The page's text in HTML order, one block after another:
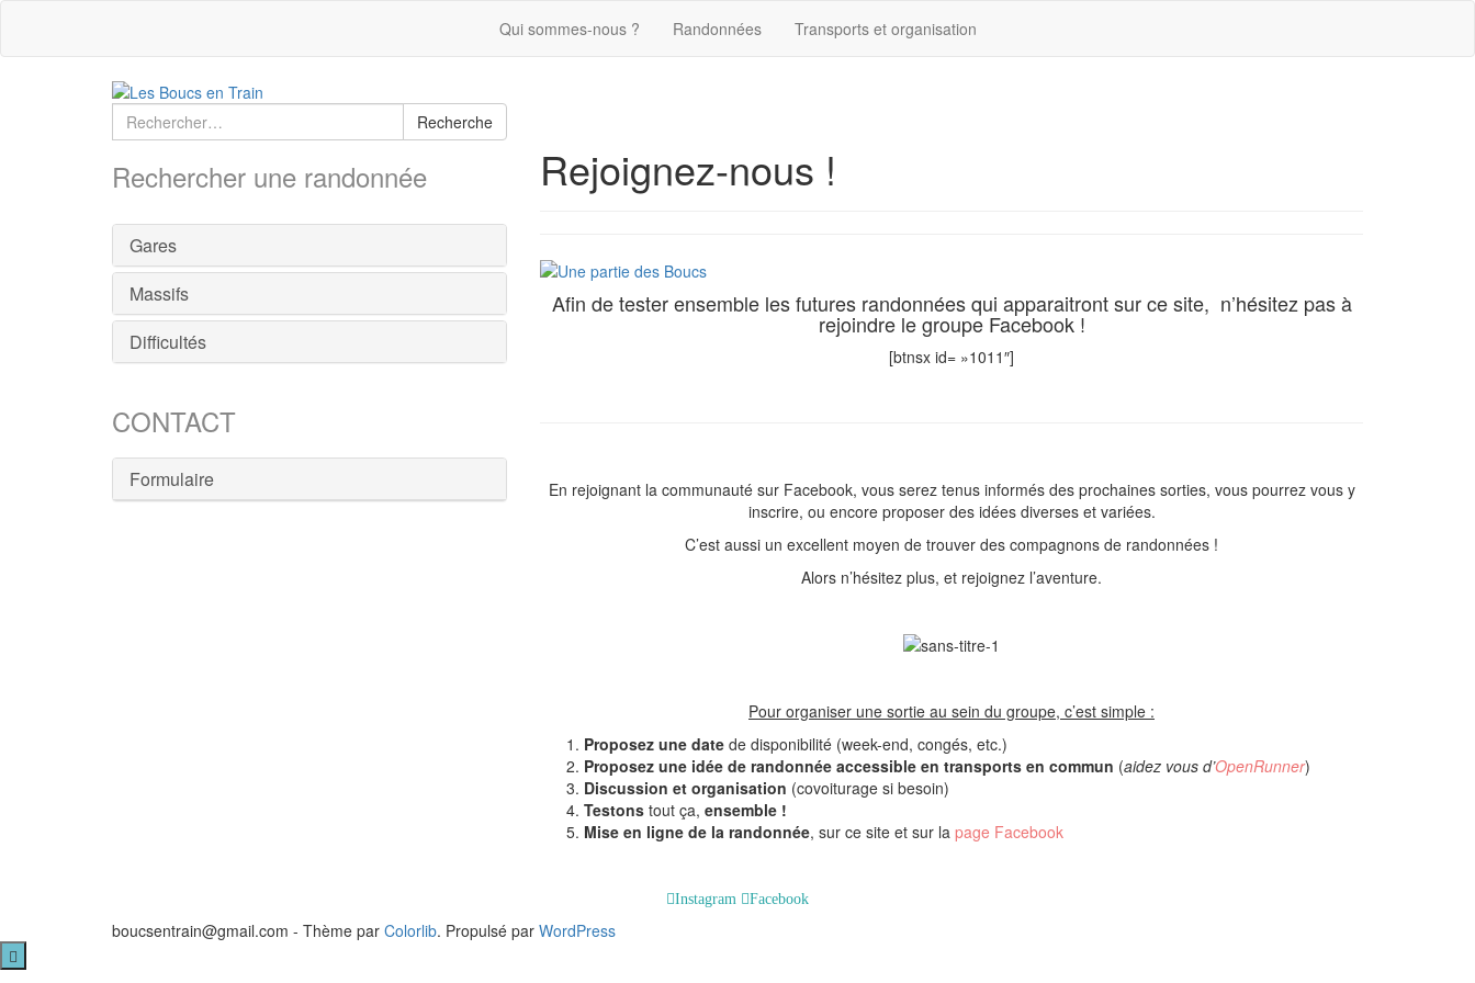
Qui sommes-nous ? Randonnées Transports et organisation
Rejoignez-nous !
Afin de tester ensemble les futures randonnées qui apparaitront sur ce site, n’hésitez pas à
rejoindre le groupe Facebook !
[btnsx id= »1011″]
En rejoignant la communauté sur Facebook, vous serez tenus informés des prochaines sorties, vous pourrez vous y
inscrire, ou encore proposer des idées diverses et variées.
C’est aussi un excellent moyen de trouver des compagnons de randonnées !
Alors n’hésitez plus, et rejoignez l’aventure.
Pour organiser une sortie au sein du groupe, c’est simple :
Proposez une date de disponibilité (week-end, congés, etc.)
Proposez une idée de randonnée accessible en transports en commun (aidez vous d’OpenRunner)
Discussion et organisation (covoiturage si besoin)
Testons tout ça, ensemble !
Mise en ligne de la randonnée, sur ce site et sur la page Facebook
Recherche
:
Recherche
Rechercher une randonnée
Gares
Massifs
Difficultés
CONTACT
Formulaire
Instagram Facebook
boucsentrain@gmail.com - Thème par Colorlib. Propulsé par WordPress